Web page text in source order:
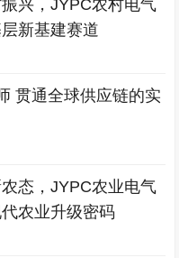
兴，JYPC农村电气
新基建赛道
贯通全球供应链的实
态，JYPC农业电气
农业升级密码